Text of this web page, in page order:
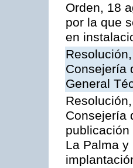
Orden, 18
por la que
en
Consejería
General
Consejería
La Palma